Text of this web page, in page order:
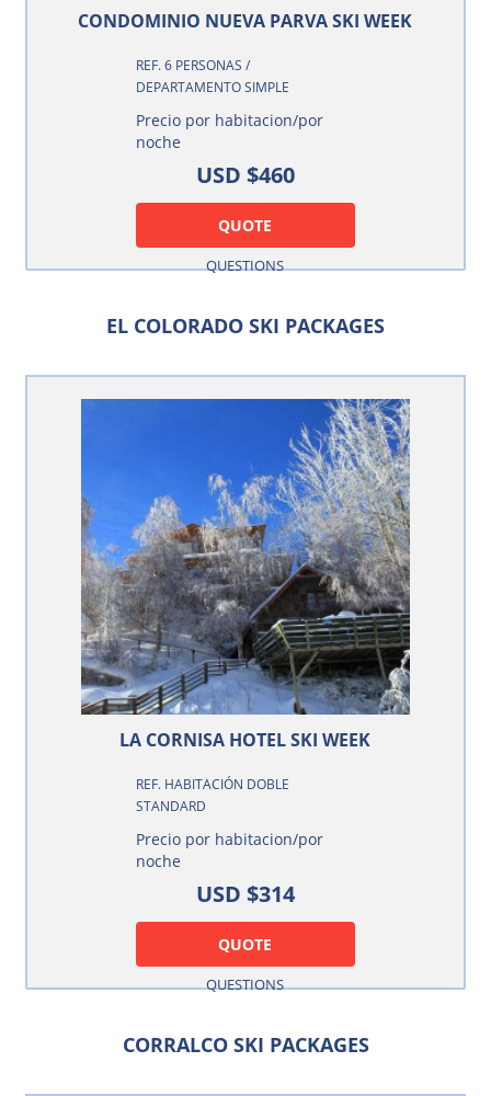
CONDOMINIO NUEVA PARVA SKI WEEK
REF. 6 PERSONAS /
DEPARTAMENTO SIMPLE
Precio por habitacion/por
noche
USD $460
QUOTE
QUESTIONS
EL COLORADO SKI PACKAGES
LA CORNISA HOTEL SKI WEEK
REF. HABITACIÓN DOBLE
STANDARD
Precio por habitacion/por
noche
USD $314
QUOTE
QUESTIONS
CORRALCO SKI PACKAGES